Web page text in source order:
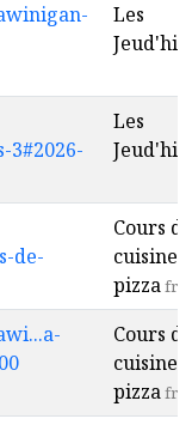
Les
3#2026-
Les
de-
Cours de
cuisine:
pizzafr
Cours de
cuisine:
pizzafr